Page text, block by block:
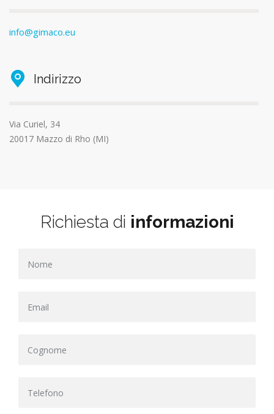
info@gimaco.eu
Indirizzo
Via Curiel, 34
20017 Mazzo di Rho (MI)
Richiesta di informazioni